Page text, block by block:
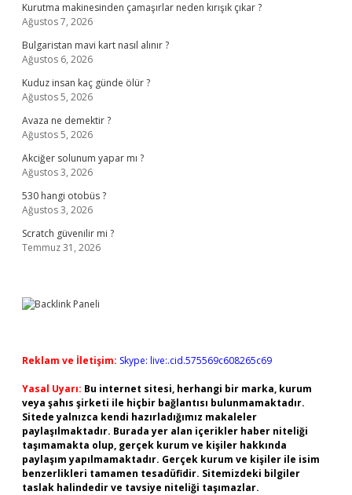
Kurutma makinesinden çamaşırlar neden kırışık çıkar ?
Ağustos 7, 2026
Bulgaristan mavi kart nasıl alınır ?
Ağustos 6, 2026
Kuduz insan kaç günde ölür ?
Ağustos 5, 2026
Avaza ne demektir ?
Ağustos 5, 2026
Akciğer solunum yapar mı ?
Ağustos 3, 2026
530 hangi otobüs ?
Ağustos 3, 2026
Scratch güvenilir mi ?
Temmuz 31, 2026
Reklam ve İletişim: Skype: live:.cid.575569c608265c69
Yasal Uyarı: Bu internet sitesi, herhangi bir marka, kurum
veya şahıs şirketi ile hiçbir bağlantısı bulunmamaktadır.
Sitede yalnızca kendi hazırladığımız makaleler
paylaşılmaktadır. Burada yer alan içerikler haber niteliği
taşımamakta olup, gerçek kurum ve kişiler hakkında
paylaşım yapılmamaktadır. Gerçek kurum ve kişiler ile isim
benzerlikleri tamamen tesadüfidir. Sitemizdeki bilgiler
taslak halindedir ve tavsiye niteliği taşımazlar.